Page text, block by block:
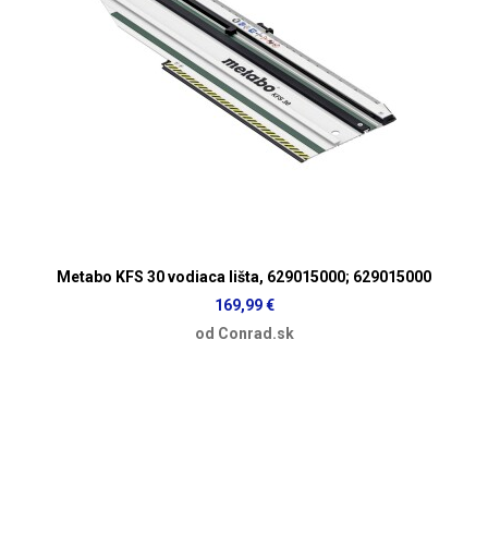
Metabo KFS 30 vodiaca lišta, 629015000; 629015000
169,99 €
od Conrad.sk